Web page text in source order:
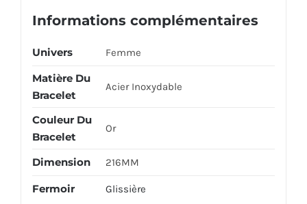
Informations complémentaires
Univers Femme
Matière Du
Bracelet
Acier Inoxydable
Couleur Du
Bracelet
Or
Dimension 216MM
Fermoir Glissière